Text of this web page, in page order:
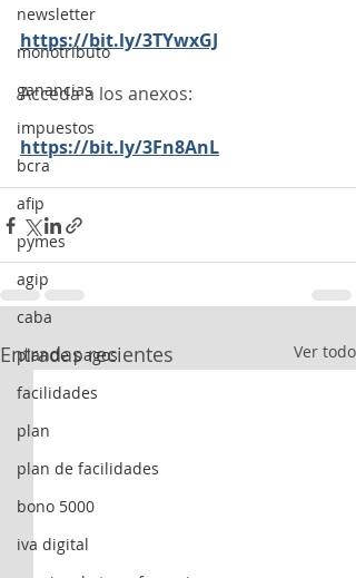
newsletter
monotributo
ganancias
impuestos
bcra
afip
pymes
agip
caba
plande pagos
facilidades
plan
plan de facilidades
bono 5000
iva digital
https://bit.ly/3TYwxGJ
Acceda a los anexos:
https://bit.ly/3Fn8AnL
Entradas recientes Ver todo